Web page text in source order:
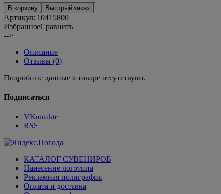
В корзину Быстрый заказ
Артикул: 10415800
ИзбранноеСравнить
-->
Описание
Отзывы (0)
Подробные данные о товаре отсутствуют.
Подписаться
VKontakte
RSS
КАТАЛОГ СУВЕНИРОВ
Нанесение логотипа
Рекламная полиграфия
Оплата и доставка